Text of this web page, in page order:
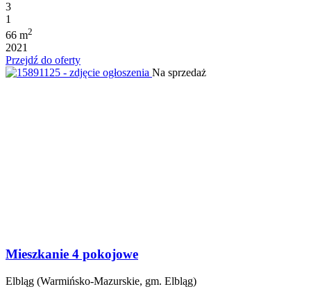
3
1
66 m2
2021
Przejdź do oferty
Na sprzedaż
Mieszkanie 4 pokojowe
Elbląg (Warmińsko-Mazurskie, gm. Elbląg)